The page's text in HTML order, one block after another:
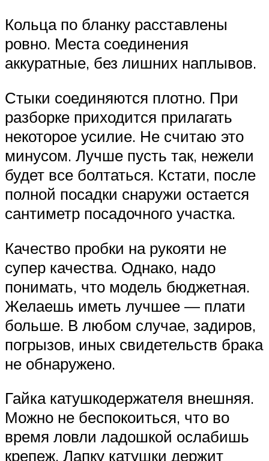
Кольца по бланку расставлены
ровно. Места соединения
аккуратные, без лишних наплывов.
Стыки соединяются плотно. При
разборке приходится прилагать
некоторое усилие. Не считаю это
минусом. Лучше пусть так, нежели
будет все болтаться. Кстати, после
полной посадки снаружи остается
сантиметр посадочного участка.
Качество пробки на рукояти не
супер качества. Однако, надо
понимать, что модель бюджетная.
Желаешь иметь лучшее — плати
больше. В любом случае, задиров,
погрызов, иных свидетельств брака
не обнаружено.
Гайка катушкодержателя внешняя.
Можно не беспокоиться, что во
время ловли ладошкой ослабишь
крепеж. Лапку катушки держит